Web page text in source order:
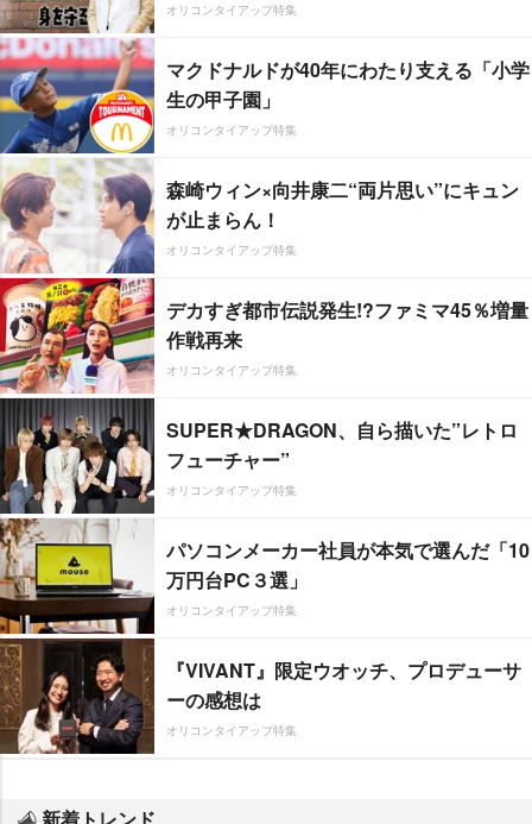
オリコンタイアップ特集
マクドナルドが40年にわたり支える「小学
生の甲子園」
オリコンタイアップ特集
森崎ウィン×向井康二“両片思い”にキュン
が止まらん！
オリコンタイアップ特集
デカすぎ都市伝説発生!?ファミマ45％増量
作戦再来
オリコンタイアップ特集
SUPER★DRAGON、自ら描いた”レトロ
フューチャー”
オリコンタイアップ特集
パソコンメーカー社員が本気で選んだ「10
万円台PC３選」
オリコンタイアップ特集
『VIVANT』限定ウオッチ、プロデューサ
ーの感想は
オリコンタイアップ特集
新着トレンド